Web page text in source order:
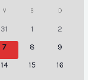
Navigation
Évènements
VVENDREDIS D
31 1
2
7 8
9
14 15
16